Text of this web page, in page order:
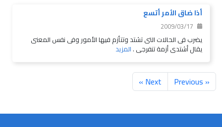
أذا ضاق الأمر أتسع
2009/03/17
يضرب فى الحالات التى تشتد وتتأزم فيها الأمور وفى نفس المعنى
يقال أشتدى أزمة تنفرجى .المزيد
« Previous
Next »